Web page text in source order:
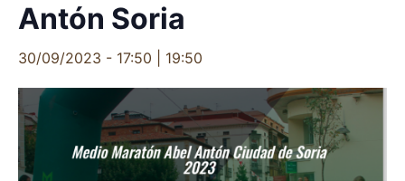
Antón Soria
30/09/2023 - 17:50 19:50